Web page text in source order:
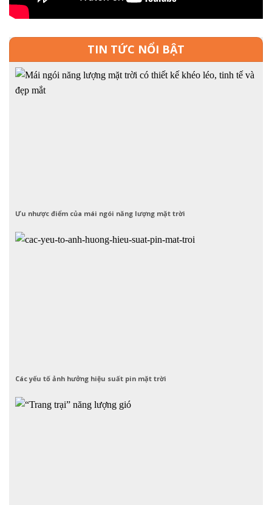
TIN TỨC NỔI BẬT
Ưu nhược điểm của mái ngói năng lượng mặt trời
Các yếu tố ảnh hưởng hiệu suất pin mặt trời